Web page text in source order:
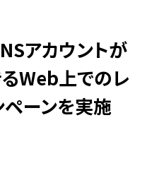
アカウントが
Web上でのレ
ペーンを実施